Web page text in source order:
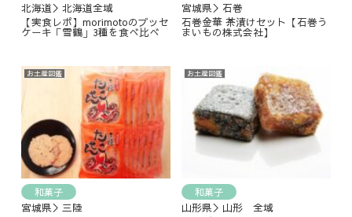
北海道＞北海道全域
【実食レポ】morimotoのブッセ
ケーキ「雪鶴」3種を食べ比べ
宮城県＞石巻
石巻金華 茶漬けセット【石巻う
まいもの株式会社】
お土産図鑑
和菓子
宮城県＞三陸
お土産図鑑
和菓子
山形県＞山形 全域